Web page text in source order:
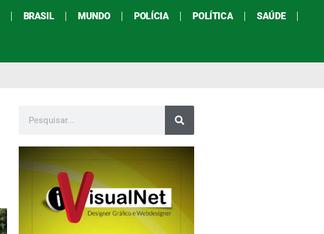
BRASIL MUNDO POLÍCIA POLÍTICA SAÚDE